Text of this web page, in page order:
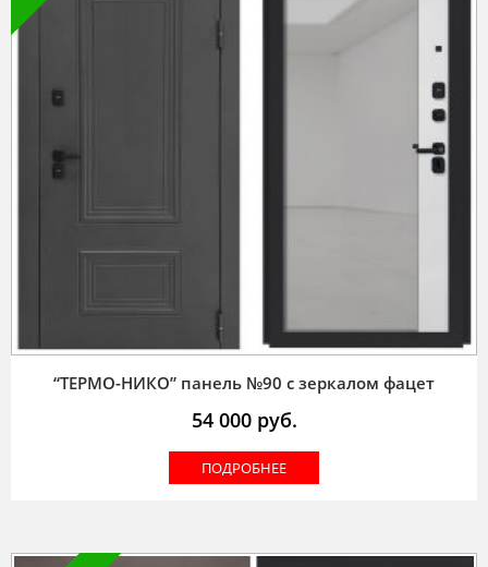
“ТЕРМО-НИКО” панель №90 с зеркалом фацет
54 000руб.
ПОДРОБНЕЕ